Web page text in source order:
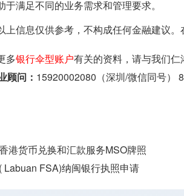
于满足不同的业务需求和管理要求。
上信息仅供参考，不构成任何金融建议
多银行伞型账户有关的资料，请与我们仁
顾问： 15920002080（深圳/微信同号）
港货币兑换和汇款服务MSO牌照
( Labuan FSA)纳闽银行执照申请